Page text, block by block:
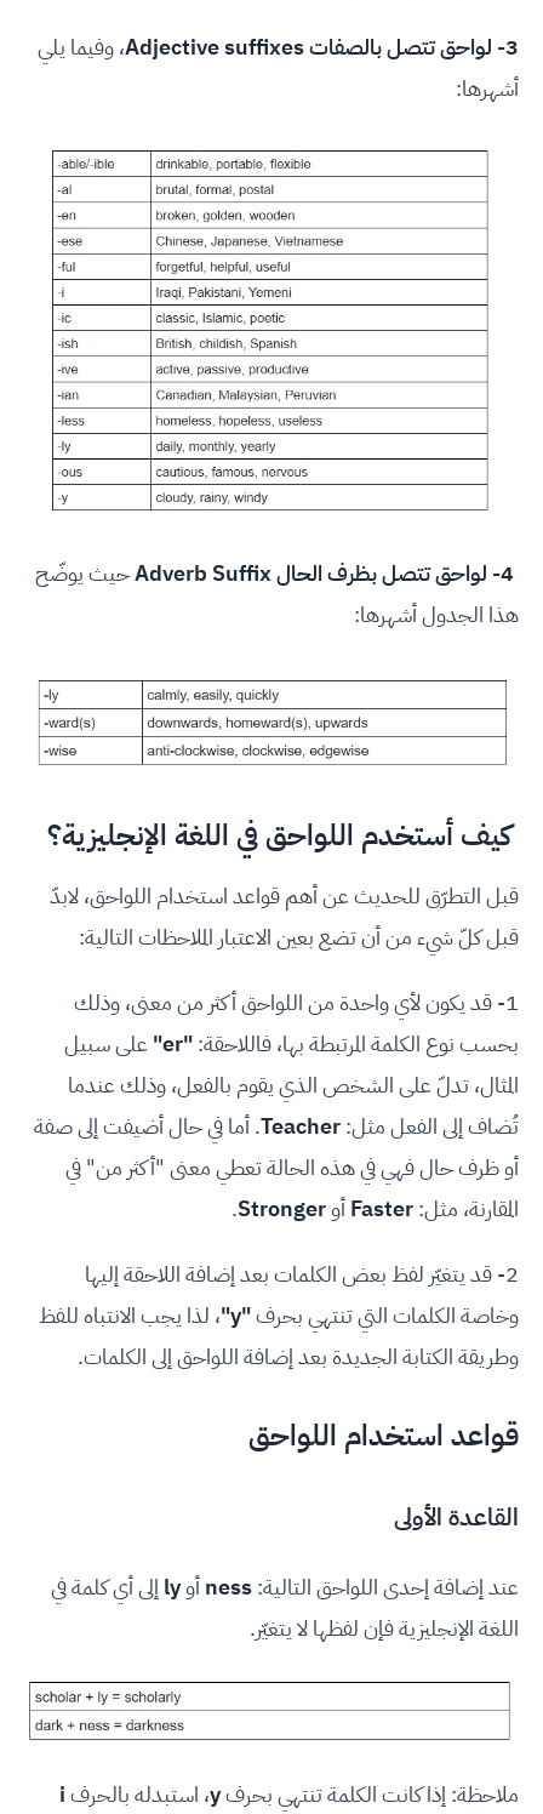
3- لواحق تتصل بالصفات Adjective suffixes
، وفيما يلي
أشهرها:
حيث يوضّح
هذا الجدول أشهرها:
كيف أستخدم اللواحق في اللغة الإنجليزية؟
قبل التطرّق للحديث عن أهم قواعد استخدام اللواحق، لابدّ
قبل كلّ شيء من أن تضع بعين الاعتبار الملاحظات التالية:
1- قد يكون لأي واحدة من اللواحق أكثر من معنى، وذلك
بحسب نوع الكلمة المرتبطة بها، فاللاحقة:"er"
على سبيل
المثال، تدلّ على الشخص الذي يقوم بالفعل، وذلك عندما
تُضاف إلى الفعل مثل:Teacher. أما في حال أضيفت إلى صفة
أو ظرف حال فهي في هذه الحالة تعطي معنى "أكثر من" في
المقارنة، مثل:FasterأوStronger
.
2- قد يتغيّر لفظ بعض الكلمات بعد إضافة اللاحقة إليها
وخاصة الكلمات التي تنتهي بحرف"y"
، لذا يجب الانتباه للفظ
وطريقة الكتابة الجديدة بعد إضافة اللواحق إلى الكلمات.
قواعد استخدام اللواحق
القاعدة الأولى
عند إضافة إحدى اللواحق التالية:nessأوly إلى أي كلمة في
اللغة الإنجليزية فإن لفظها لا يتغيّر.
ملاحظة: إذا كانت الكلمة تنتهي بحرفy، استبدله بالحرفi